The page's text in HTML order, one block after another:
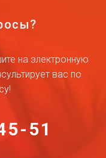
на электронную
вас по
51